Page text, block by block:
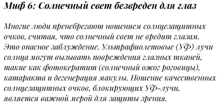
Миф 6: Солнечный свет безвреден для глаз
Многие люди пренебрегают ношением солнцезащитных
очков, считая, что солнечный свет не вредит глазам.
Это опасное заблуждение. Ультрафиолетовые (УФ) лучи
солнца могут вызывать повреждения глазных тканей,
такие как фотокератит (солнечный ожог роговицы),
катаракта и дегенерация макулы. Ношение качественных
солнцезащитных очков, блокирующих УФ-лучи,
является важной мерой для защиты зрения.